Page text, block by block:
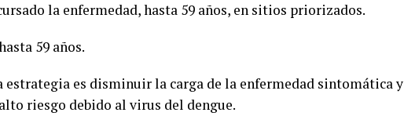
la enfermedad, hasta 59 años, en sitios priorizados.
59 años.
es disminuir la carga de la enfermedad sintomática y
riesgo debido al virus del dengue.